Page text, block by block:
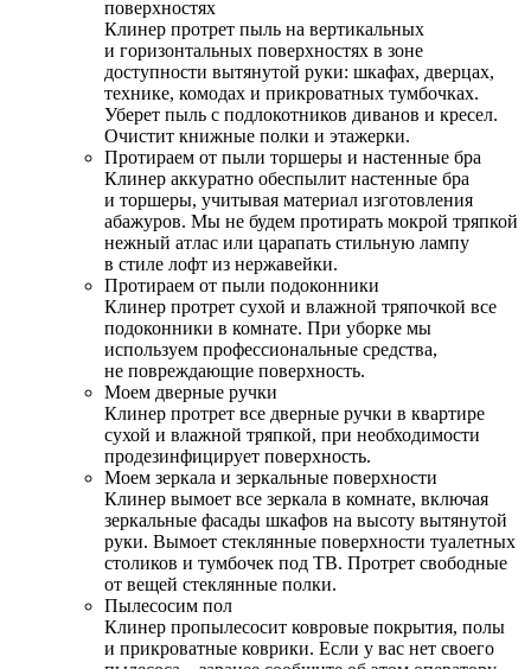
поверхностях
Клинер протрет пыль на вертикальных
и горизонтальных поверхностях в зоне
доступности вытянутой руки: шкафах, дверцах,
технике, комодах и прикроватных тумбочках.
Уберет пыль с подлокотников диванов и кресел.
Очистит книжные полки и этажерки.
Протираем от пыли торшеры и настенные бра
Клинер аккуратно обеспылит настенные бра
и торшеры, учитывая материал изготовления
абажуров. Мы не будем протирать мокрой тряпкой
нежный атлас или царапать стильную лампу
в стиле лофт из нержавейки.
Протираем от пыли подоконники
Клинер протрет сухой и влажной тряпочкой все
подоконники в комнате. При уборке мы
используем профессиональные средства,
не повреждающие поверхность.
Моем дверные ручки
Клинер протрет все дверные ручки в квартире
сухой и влажной тряпкой, при необходимости
продезинфицирует поверхность.
Моем зеркала и зеркальные поверхности
Клинер вымоет все зеркала в комнате, включая
зеркальные фасады шкафов на высоту вытянутой
руки. Вымоет стеклянные поверхности туалетных
столиков и тумбочек под ТВ. Протрет свободные
от вещей стеклянные полки.
Пылесосим пол
Клинер пропылесосит ковровые покрытия, полы
и прикроватные коврики. Если у вас нет своего